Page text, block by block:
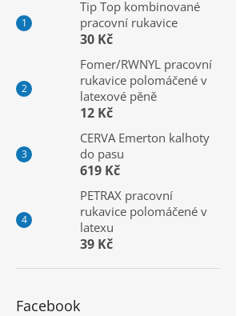
Tip Top kombinované
pracovní rukavice
30 Kč
Fomer/RWNYL pracovní
rukavice polomáčené v
latexové pěně
12 Kč
CERVA Emerton kalhoty
do pasu
619 Kč
PETRAX pracovní
rukavice polomáčené v
latexu
39 Kč
Facebook